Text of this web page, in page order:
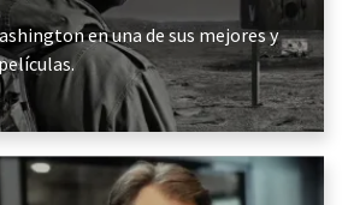
en una de sus mejores y